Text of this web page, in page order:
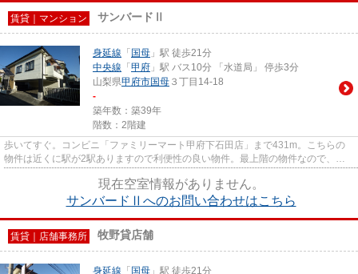
賃貸｜マンション サンバードⅡ
身延線 「 国母 」駅 徒歩21分
中央線 「 甲府 」駅 バス10分 「水道局」 停歩3分
山梨県甲府市国母 ３丁目14-18
-
築年数：築39年
階数：2階建
歩いてすぐ。コンビニ「ファミリーマート甲府下石田店」まで431m。こちらの
物件は近くに駅が2駅ありますので利便性の良い物件。最上階の物件なので、き
現在空室情報がありません。
サンバードⅡへのお問い合わせはこちら
賃貸｜店舗事務所 牧野貸店舗
身延線 「 国母 」駅 徒歩21分